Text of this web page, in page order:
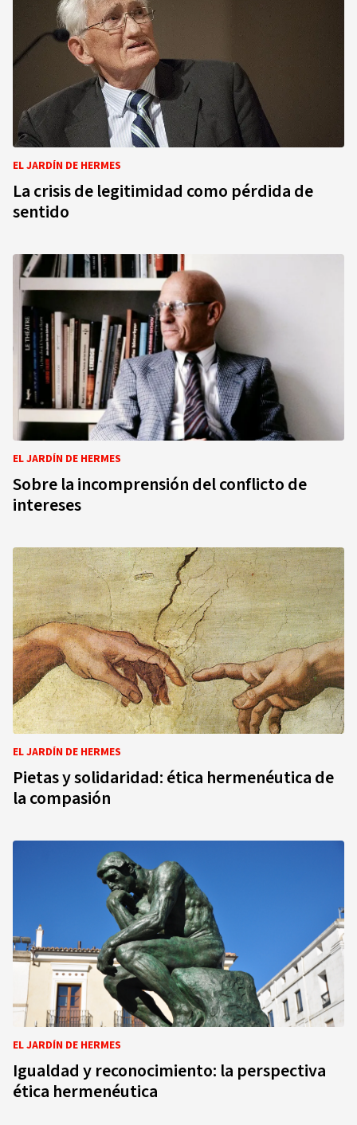
EL JARDÍN DE HERMES
La crisis de legitimidad como pérdida de
sentido
EL JARDÍN DE HERMES
Sobre la incomprensión del conflicto de
intereses
EL JARDÍN DE HERMES
Pietas y solidaridad: ética hermenéutica de
la compasión
EL JARDÍN DE HERMES
Igualdad y reconocimiento: la perspectiva
ética hermenéutica